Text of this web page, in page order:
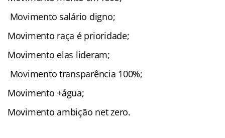
Movimento salário digno;
Movimento raça é prioridade;
Movimento elas lideram;
Movimento transparência 100%;
Movimento +água;
Movimento ambição net zero.